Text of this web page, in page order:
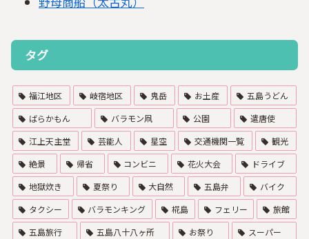
タグ
福江地区 岐宿地区 鬼岳 お土産
五島うどん
ばらかもん
バラモン凧 公園
遣唐使
江上天主堂
芸能人 星空 交通機関一覧
観光
絶景
帰省 コンビニ 花火大会
ドライブ
地獄炊き
夏祭り 大自然 五島弁
バイク
タクシー
バラモンキング 椛島 フェリー
旅館
五島旅行
五島八十八ヶ所 お祭り
スーパー